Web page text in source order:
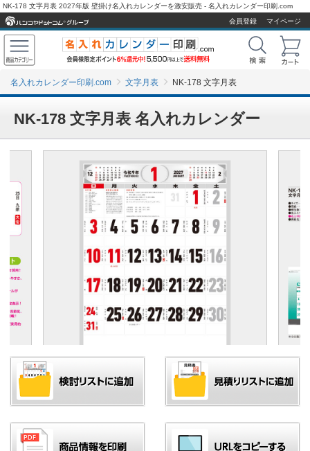
NK-178 文字月表 2027年版 壁掛け名入れカレンダーを激安販売 - 名入れカレンダー印刷.com
会員登録
マイページ
名入れカレンダー印刷.com 文字月表 NK-178 文字月表
NK-178 文字月表 名入れカレンダー